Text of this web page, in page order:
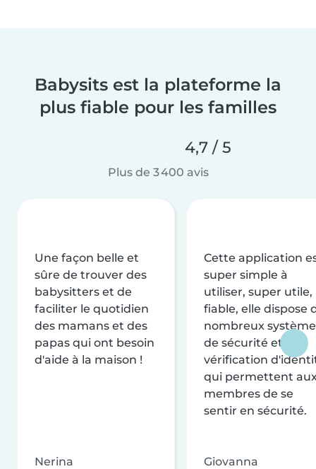
Babysits est la plateforme la
plus fiable pour les familles
4,7 / 5
Plus de 3 400 avis
Une façon belle et
sûre de trouver des
babysitters et de
faciliter le quotidien
des mamans et des
papas qui ont besoin
d'aide à la maison !
Nerina
Cette application
super simple à
utiliser, super utile,
fiable, elle dispose
nombreux
de sécurité et de
vérification
qui permettent
membres de se
sentir en sécurité.
Giovanna